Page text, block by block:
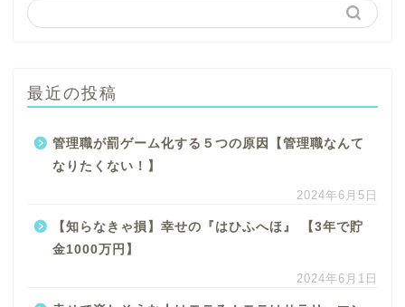
最近の投稿
管理職が罰ゲーム化する５つの原因【管理職なんて
なりたくない！】
2024年6月5日
【知らなきゃ損】幸せの『はひふへほ』 【3年で貯
金1000万円】
2024年6月1日